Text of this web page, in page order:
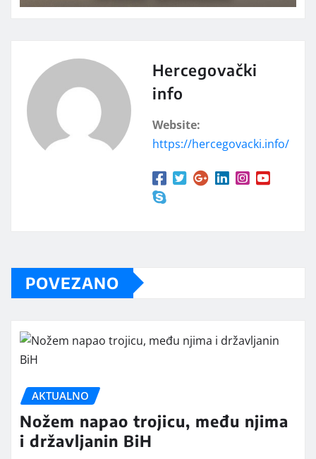
Hercegovački
info
Website:
https://hercegovacki.info/
POVEZANO
AKTUALNO
Nožem napao trojicu, među njima
i državljanin BiH